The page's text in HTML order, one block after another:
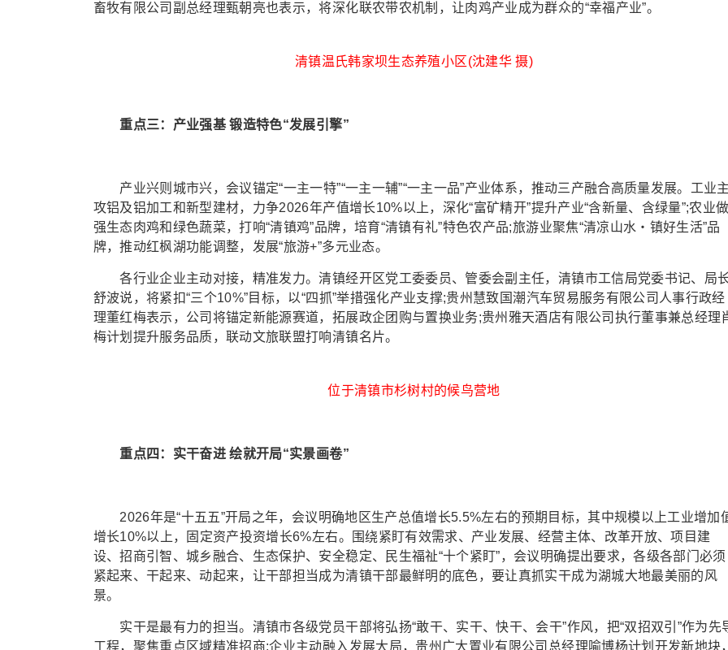
畜牧有限公司副总经理甄朝亮也表示，将深化联农带农机制，让肉鸡产业成为群众的“幸福产业”。
清镇温氏韩家坝生态养殖小区(沈建华 摄)
重点三：产业强基 锻造特色“发展引擎”
产业兴则城市兴，会议锚定“一主一特”“一主一辅”“一主一品”产业体系，推动三产融合高质量发展。工业主
攻铝及铝加工和新型建材，力争2026年产值增长10%以上，深化“富矿精开”提升产业“含新量、含绿量”;农业做
强生态肉鸡和绿色蔬菜，打响“清镇鸡”品牌，培育“清镇有礼”特色农产品;旅游业聚焦“清凉山水・镇好生活”品
牌，推动红枫湖功能调整，发展“旅游+”多元业态。
各行业企业主动对接，精准发力。清镇经开区党工委委员、管委会副主任，清镇市工信局党委书记、局
舒波说，将紧扣“三个10%”目标，以“四抓”举措强化产业支撑;贵州慧致国潮汽车贸易服务有限公司人事行政经
理董红梅表示，公司将锚定新能源赛道，拓展政企团购与置换业务;贵州雅天酒店有限公司执行董事兼总经理
梅计划提升服务品质，联动文旅联盟打响清镇名片。
位于清镇市杉树村的候鸟营地
重点四：实干奋进 绘就开局“实景画卷”
2026年是“十五五”开局之年，会议明确地区生产总值增长5.5%左右的预期目标，其中规模以上工业增加
增长10%以上，固定资产投资增长6%左右。围绕紧盯有效需求、产业发展、经营主体、改革开放、项目建
设、招商引智、城乡融合、生态保护、安全稳定、民生福祉“十个紧盯”，会议明确提出要求，各级各部门必须
紧起来、干起来、动起来，让干部担当成为清镇干部最鲜明的底色，要让真抓实干成为湖城大地最美丽的风
景。
实干是最有力的担当。清镇市各级党员干部将弘扬“敢干、实干、快干、会干”作风，把“双招双引”作为先
工程，聚焦重点区域精准招商;企业主动融入发展大局，贵州广大置业有限公司总经理喻博杨计划开发新地块，